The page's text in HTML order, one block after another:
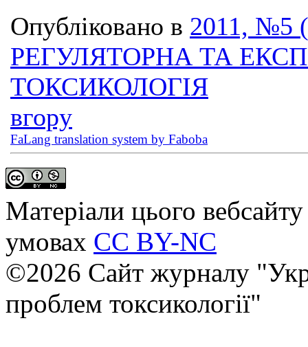
Опубліковано в 2011, №5
РЕГУЛЯТОРНА ТА
ТОКСИКОЛОГІЯ
вгору
FaLang translation system by Faboba
Матеріали цього
умовах CC BY-NC
©2026 Сайт журналу
проблем токсикології"